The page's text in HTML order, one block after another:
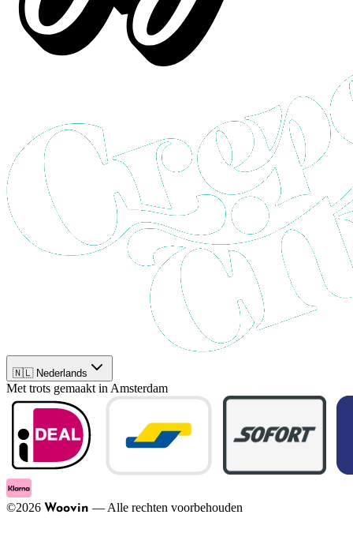
🇳🇱 Nederlands
Met trots gemaakt in Amsterdam
©2026 Woovin — Alle rechten voorbehouden